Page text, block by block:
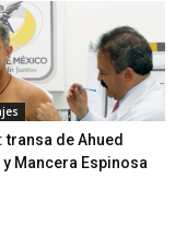
transa de Ahued
y Mancera Espinosa